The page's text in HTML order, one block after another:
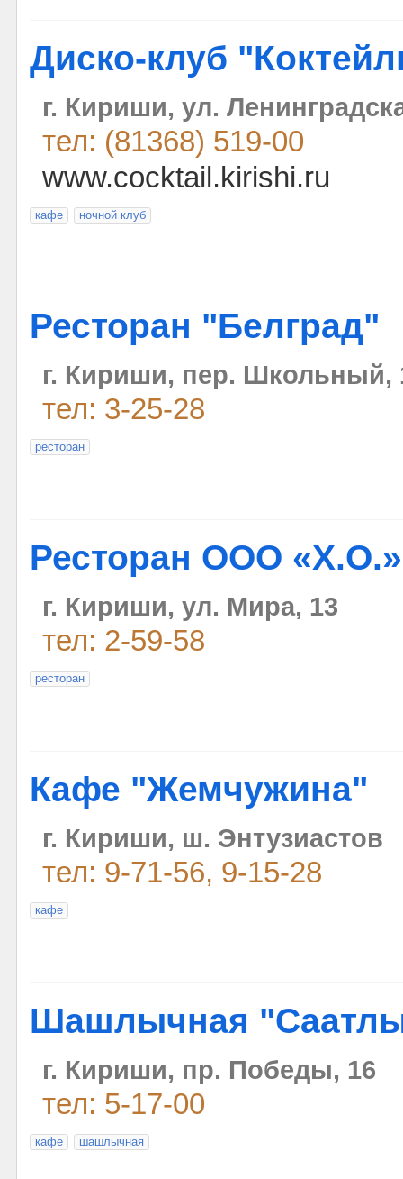
Диско-клуб
г. Кириши, ул.
тел: (81368) 519-00
www.cocktail.kirishi.ru
кафе ночной клуб
Ресторан "Белград"
г. Кириши, пер. Школьный,
тел: 3-25-28
ресторан
Ресторан ООО «Х.О.»
г. Кириши, ул. Мира, 13
тел: 2-59-58
ресторан
Кафе "Жемчужина"
г. Кириши, ш. Энтузиастов
тел: 9-71-56, 9-15-28
кафе
Шашлычная
г. Кириши, пр. Победы, 16
тел: 5-17-00
кафе шашлычная